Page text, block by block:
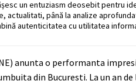
un entuziasm deosebit pentru
până la analize
autenticitatea cu utilitatea
anunta o performanta
din Bucuresti. La un an